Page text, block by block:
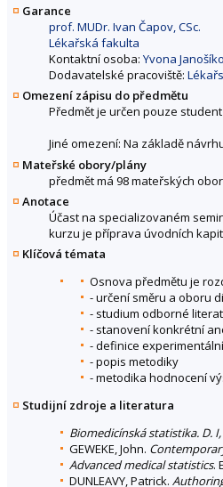
Garance
prof. MUDr. Ivan Čapov, CSc.
Lékařská fakulta
Kontaktní osoba: Yvona
Dodavatelské pracoviště:
Omezení zápisu do předmětu
Předmět je určen pouze
Jiné omezení: Na základě
Mateřské obory/plány
předmět má 98 mateřských
Anotace
Účast na specializovaném
kurzu je příprava úvodních
Klíčová témata
Osnova předmětu je
- určení směru a oboru
- studium odborné
- stanovení konkrétní
- definice
- popis metodiky
- metodika hodnocení
Studijní zdroje a literatura
Biomedicínská statistika. D.
GEWEKE, John.
Advanced medical statistics.
DUNLEAVY, Patrick.